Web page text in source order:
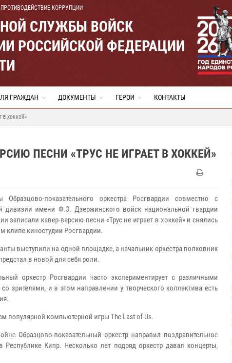
ПРОТИВОДЕЙСТВИЕ КОРРУПЦИИ
СЛУЖБЫ ВОЙСК
РОССИЙСКОЙ ФЕДЕРАЦИИ
ГРАЖДАН ДОКУМЕНТЫ ГЕРОИ КОНТАКТЫ
в хоккей»
ПЕСНИ «ТРУС НЕ ИГРАЕТ В ХОККЕЙ»
Образцово-показательного оркестра Росгвардии совместно с
дивизии имени Ф.Э. Дзержинского войск национальной гвардии
записали кавер-версию песни «Трус не играет в хоккей» и снялись
клипе киностудии Росгвардии.
выступили на одной площадке, а начальник оркестра полковник
в новой для себя роли.
оркестр Росгвардии часто экспериментирует с различными
зрителями, и в этом направлении у творческого коллектива есть
популярной компьютерной игры The Last of Us.
Образцово-показательный оркестр направил поздравительное
Кипр. Несколько лет подряд оркестр давал концерты,